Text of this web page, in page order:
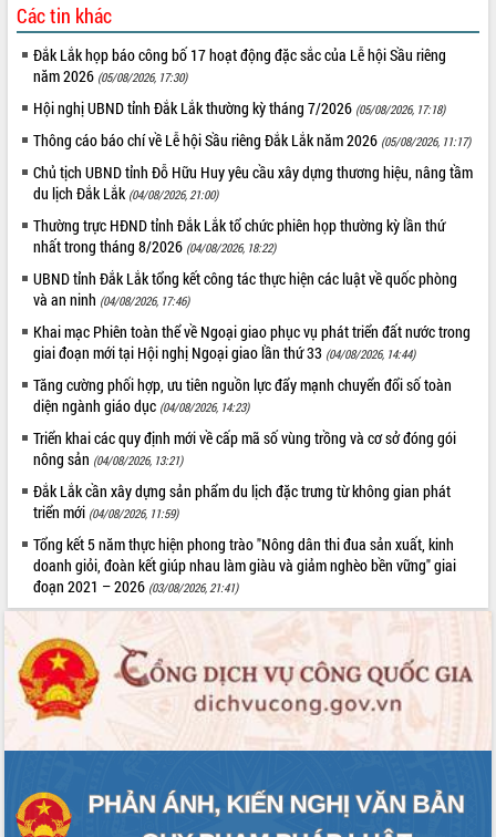
Các tin khác
Đắk Lắk họp báo công bố 17 hoạt động đặc sắc của Lễ hội Sầu riêng
năm 2026 (05/08/2026, 17:30)
Hội nghị UBND tỉnh Đắk Lắk thường kỳ tháng 7/2026 (05/08/2026, 17:18)
Thông cáo báo chí về Lễ hội Sầu riêng Đắk Lắk năm 2026 (05/08/2026, 11:17)
Chủ tịch UBND tỉnh Đỗ Hữu Huy yêu cầu xây dựng thương hiệu, nâng tầm
du lịch Đắk Lắk (04/08/2026, 21:00)
Thường trực HĐND tỉnh Đắk Lắk tổ chức phiên họp thường kỳ lần thứ
nhất trong tháng 8/2026 (04/08/2026, 18:22)
UBND tỉnh Đắk Lắk tổng kết công tác thực hiện các luật về quốc phòng
và an ninh (04/08/2026, 17:46)
Khai mạc Phiên toàn thể về Ngoại giao phục vụ phát triển đất nước trong
giai đoạn mới tại Hội nghị Ngoại giao lần thứ 33 (04/08/2026, 14:44)
Tăng cường phối hợp, ưu tiên nguồn lực đẩy mạnh chuyển đổi số toàn
diện ngành giáo dục (04/08/2026, 14:23)
Triển khai các quy định mới về cấp mã số vùng trồng và cơ sở đóng gói
nông sản (04/08/2026, 13:21)
Đắk Lắk cần xây dựng sản phẩm du lịch đặc trưng từ không gian phát
triển mới (04/08/2026, 11:59)
Tổng kết 5 năm thực hiện phong trào "Nông dân thi đua sản xuất, kinh
doanh giỏi, đoàn kết giúp nhau làm giàu và giảm nghèo bền vững" giai
đoạn 2021 – 2026 (03/08/2026, 21:41)